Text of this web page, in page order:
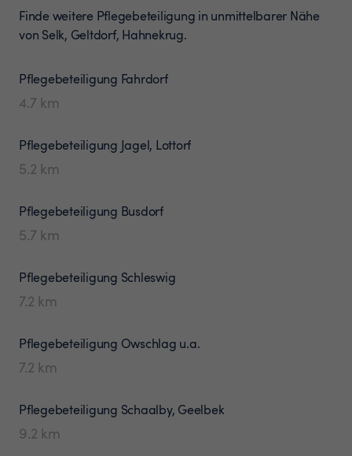
Finde weitere Pflegebeteiligung in unmittelbarer Nähe
von Selk, Geltdorf, Hahnekrug.
Pflegebeteiligung Fahrdorf
4.7 km
Pflegebeteiligung Jagel, Lottorf
5.2 km
Pflegebeteiligung Busdorf
5.7 km
Pflegebeteiligung Schleswig
7.2 km
Pflegebeteiligung Owschlag u.a.
7.2 km
Pflegebeteiligung Schaalby, Geelbek
9.2 km